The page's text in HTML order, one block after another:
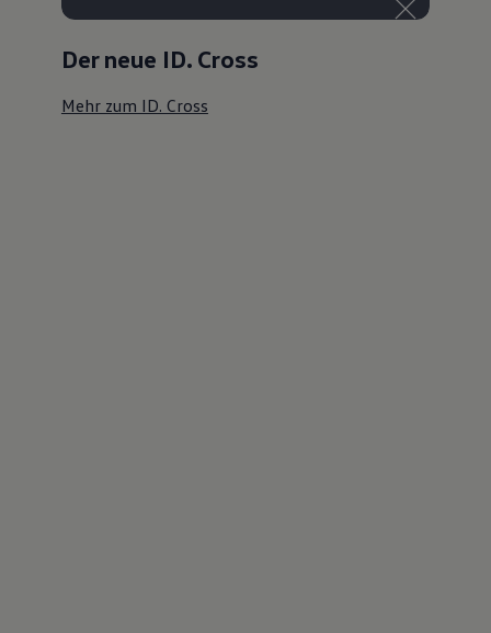
Der neue ID. Cross
Mehr zum ID. Cross